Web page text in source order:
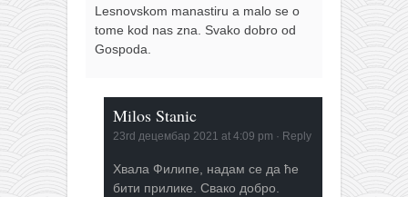
Lesnovskom manastiru a malo se o
tome kod nas zna. Svako dobro od
Gospoda.
Milos Stanic
23rd децембар 2021 at 4:09 pm · Reply
Хвала Филипе, надам се да ће
бити прилике. Свако добро.